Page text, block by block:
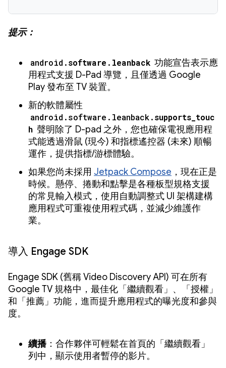
提示：
android.software . leanback 功能宣告表示應
用程式支援 D-Pad 導覽，且僅透過 Google
Play 發布至 TV 裝置。
新的軟體屬性
android.software.leanback.supports_touc
h 聲明除了 D-pad 之外，您也確保電視應用程
式能透過滑鼠 (現今) 和指標遙控器 (未來) 順暢
運作，提供指標/游標體驗。
如果您尚未採用 Jetpack Compose ，現在正是
時候。懸停、捲動和點擊是各種板型規格支援
的常見輸入模式，使用自動調整式 UI 架構建構
應用程式可重複使用程式碼，並減少維護作
業。
導入 Engage SDK
Engage SDK (舊稱 Video Discovery API) 可在所有
Google TV 規格中，最佳化「繼續觀看」、「授權」
和「推薦」功能，進而提升應用程式的曝光度和參與
度。
續播 ：合作夥伴可輕鬆在首頁的「繼續觀看」
列中，顯示使用者暫停的影片。